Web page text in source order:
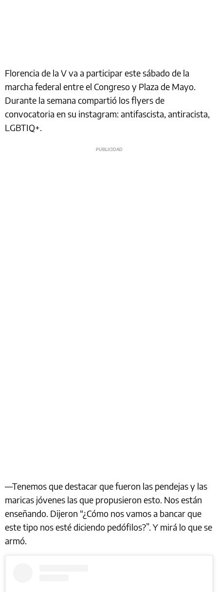
Florencia de la V va a participar este sábado de la
marcha federal entre el Congreso y Plaza de Mayo.
Durante la semana compartió los flyers de
convocatoria en su instagram: antifascista, antiracista,
LGBTIQ+.
—Tenemos que destacar que fueron las pendejas y las
maricas jóvenes las que propusieron esto. Nos están
enseñando. Dijeron “¿Cómo nos vamos a bancar que
este tipo nos esté diciendo pedófilos?”. Y mirá lo que se
armó.